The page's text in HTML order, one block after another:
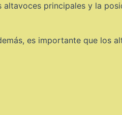
principales y la
es importante que los